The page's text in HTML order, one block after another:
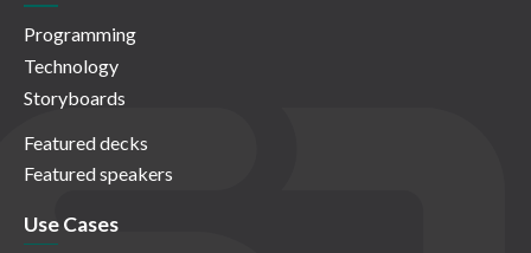
Programming
Technology
Storyboards
Featured decks
Featured speakers
Use Cases